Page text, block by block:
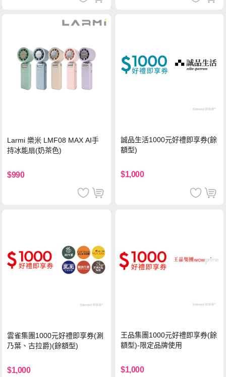
Larmi 樂米 LMF08 MAX AI手
持冰能扇(奶茶色)
$990
誠品生活1000元好禮即享券(餘
額型)
$1,000
雲雀集團1000元好禮即享券(涮
乃葉、古拉爵)(餘額型)
$1,000
王品集團1000元好禮即享券(餘
額型)-限定品牌使用
$1,000